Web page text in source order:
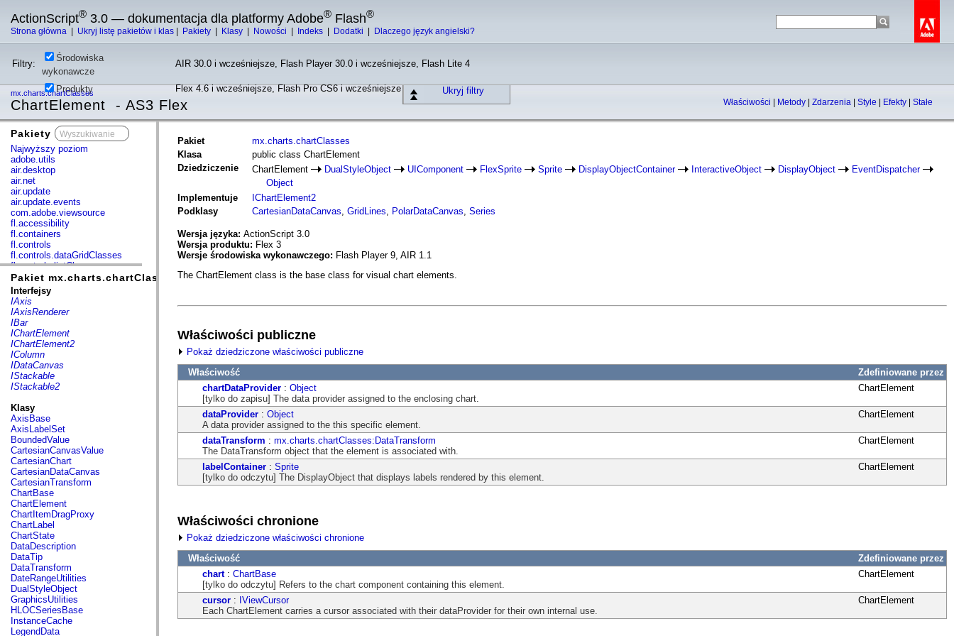
ActionScript® 3.0 — dokumentacja dla platformy Adobe® Flash®
Strona główna Ukryj listę pakietów i klas Pakiety Klasy Nowości Indeks Dodatki Dlaczego język angielski?
Filtry:
Środowiska
wykonawcze
AIR 30.0 i wcześniejsze, Flash Player 30.0 i wcześniejsze, Flash Lite 4
Produkty Flex 4.6 i wcześniejsze, Flash Pro CS6 i wcześniejsze Ukryj filtry
mx.charts.chartClasses
ChartElement - AS3 Flex Właściwości Metody Zdarzenia Style Efekty Stałe
Pakiety
Najwyższy poziom
adobe.utils
air.desktop
air.net
air.update
air.update.events
com.adobe.viewsource
fl.accessibility
fl.containers
fl.controls
fl.controls.dataGridClasses
fl.controls.listClasses
fl.controls.progressBarClasses
fl.core
fl.data
fl.display
fl.events
fl.ik
fl.lang
fl.livepreview
fl.managers
fl.motion
fl.motion.easing
fl.text
fl.transitions
fl.transitions.easing
fl.video
flash.accessibility
flash.concurrent
flash.crypto
flash.data
flash.desktop
flash.display
flash.display3D
flash.display3D.textures
flash.errors
flash.events
flash.external
flash.filesystem
flash.filters
flash.geom
flash.globalization
flash.html
flash.media
flash.net
Pakiet mx.charts.chartClasses
Interfejsy
IAxis
IAxisRenderer
IBar
IChartElement
IChartElement2
IColumn
IDataCanvas
IStackable
IStackable2
Klasy
AxisBase
AxisLabelSet
BoundedValue
CartesianCanvasValue
CartesianChart
CartesianDataCanvas
CartesianTransform
ChartBase
ChartElement
ChartItemDragProxy
ChartLabel
ChartState
DataDescription
DataTip
DataTransform
DateRangeUtilities
DualStyleObject
GraphicsUtilities
HLOCSeriesBase
InstanceCache
LegendData
Pakiet
mx.charts.chartClasses
Klasa
public class ChartElement
Dziedziczenie
ChartElement DualStyleObject UIComponent FlexSprite Sprite DisplayObjectContainer InteractiveObject DisplayObject
EventDispatcher
Object
Implementuje
IChartElement2
Podklasy
CartesianDataCanvas, GridLines, PolarDataCanvas, Series
Wersja języka: ActionScript 3.0
Wersja produktu: Flex 3
Wersje środowiska wykonawczego: Flash Player 9, AIR 1.1
The ChartElement class is the base class for visual chart elements.
Właściwości publiczne
Pokaż dziedziczone właściwości publiczne
Właściwość
Zdefiniowane przez
chartDataProvider : Object
[tylko do zapisu] The data provider assigned to the enclosing chart.
ChartElement
dataProvider : Object
A data provider assigned to the this specific element.
ChartElement
dataTransform : mx.charts.chartClasses:DataTransform
The DataTransform object that the element is associated with.
ChartElement
labelContainer : Sprite
[tylko do odczytu] The DisplayObject that displays labels rendered by this element.
ChartElement
Właściwości chronione
Pokaż dziedziczone właściwości chronione
Właściwość
Zdefiniowane przez
chart: ChartBase
[tylko do odczytu] Refers to the chart component containing this element.
ChartElement
cursor : IViewCursor
Each ChartElement carries a cursor associated with their dataProvider for their own internal use.
ChartElement